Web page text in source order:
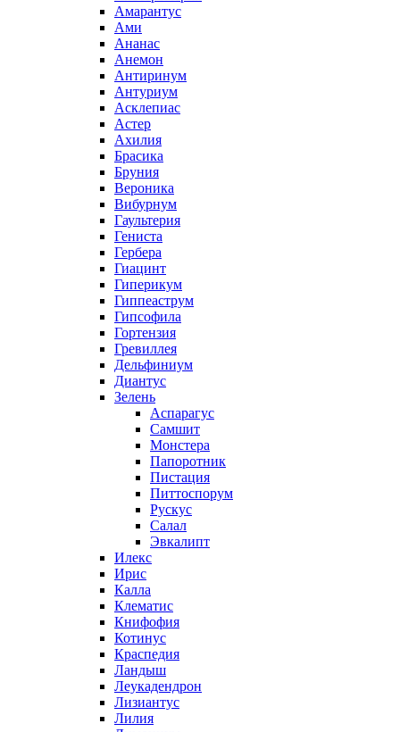
Амарантус
Ами
Ананас
Анемон
Антиринум
Антуриум
Асклепиас
Астер
Ахилия
Брасика
Бруния
Вероника
Вибурнум
Гаультерия
Гениста
Гербера
Гиацинт
Гиперикум
Гиппеаструм
Гипсофила
Гортензия
Гревиллея
Дельфиниум
Диантус
Зелень
Аспарагус
Самшит
Монстера
Папоротник
Пистация
Питтоспорум
Рускус
Салал
Эвкалипт
Илекс
Ирис
Калла
Клематис
Книфофия
Котинус
Краспедия
Ландыш
Леукадендрон
Лизиантус
Лилия